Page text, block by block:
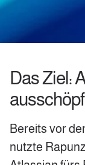
Das Ziel:
Bereits vor
nutzte